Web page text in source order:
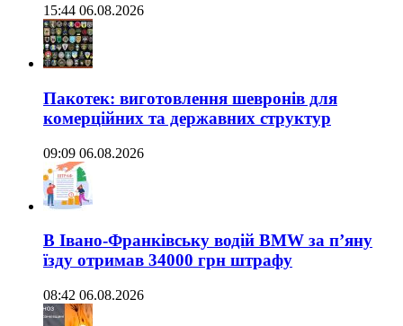
15:44 06.08.2026
Пакотек: виготовлення шевронів для
комерційних та державних структур
09:09 06.08.2026
В Івано-Франківську водій BMW за п’яну
їзду отримав 34000 грн штрафу
08:42 06.08.2026